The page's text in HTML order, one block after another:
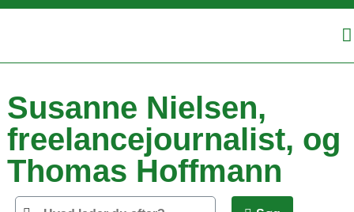
Susanne Nielsen,
freelancejournalist, og
Thomas Hoffmann